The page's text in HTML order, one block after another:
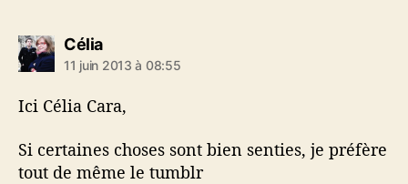
Céliad
i
:
11 juin 2013 à 08:55
Ici Célia Cara,
Si certaines choses sont bien senties, je préfère
tout de même le tumblr